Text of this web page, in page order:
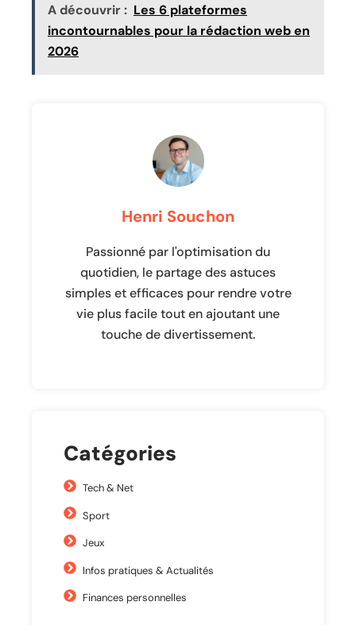
A découvrir : Les 6 plateformes
incontournables pour la rédaction web en
2026
Henri Souchon
Passionné par l'optimisation du
quotidien, le partage des astuces
simples et efficaces pour rendre votre
vie plus facile tout en ajoutant une
touche de divertissement.
Catégories
Tech & Net
Sport
Jeux
Infos pratiques & Actualités
Finances personnelles